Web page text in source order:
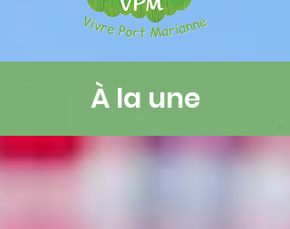
À la une